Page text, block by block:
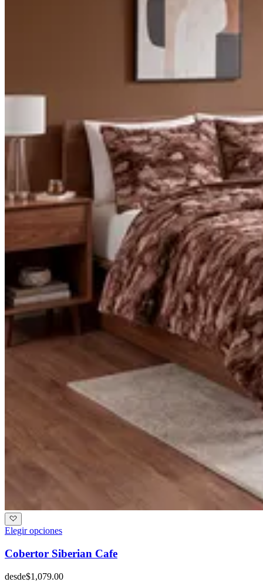
Elegir opciones
Cobertor Siberian Cafe
desde$1,079.00